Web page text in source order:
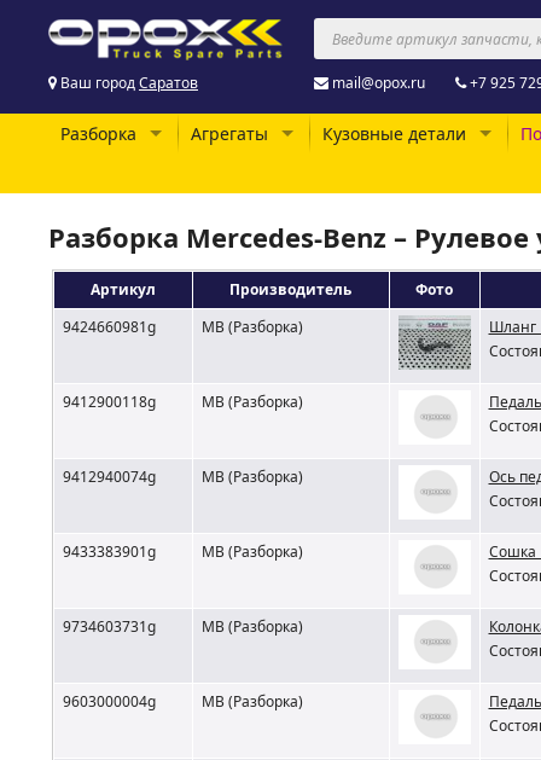
Ваш городСаратов mail@opox.ru +7 925
Разборка Агрегаты Кузовные детали
Разборка Mercedes-Benz –
Артикул Производитель
Фото
9424660981g
MB (Разборка)
Шланг
9412900118g MB (Разборка)
9412940074g MB (Разборка)
Ось
9433383901g MB (Разборка)
Сошка
9734603731g MB (Разборка)
9603000004g MB (Разборка)